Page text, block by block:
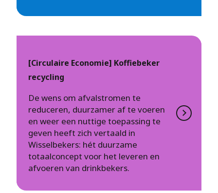
[Circulaire Economie] Koffiebeker
recycling
De wens om afvalstromen te
reduceren, duurzamer af te voeren
en weer een nuttige toepassing te
geven heeft zich vertaald in
Wisselbekers: hét duurzame
totaalconcept voor het leveren en
afvoeren van drinkbekers.